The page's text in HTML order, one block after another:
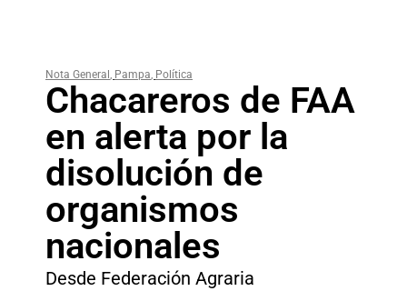
Nota General , Pampa, Política
Chacareros de FAA
en alerta por la
disolución de
organismos
nacionales
Desde Federación Agraria